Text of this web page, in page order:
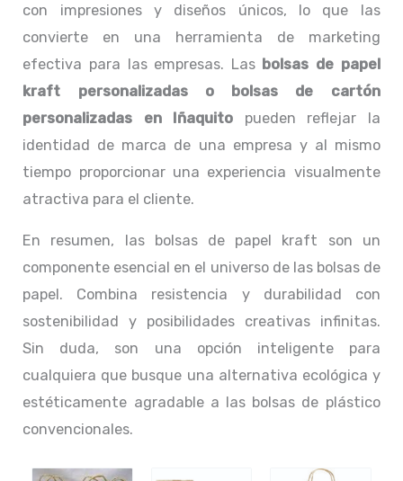
con impresiones y diseños únicos, lo que las
convierte en una herramienta de marketing
efectiva para las empresas. Las bolsas de papel
kraft personalizadas o bolsas de cartón
personalizadas en Iñaquito pueden reflejar la
identidad de marca de una empresa y al mismo
tiempo proporcionar una experiencia visualmente
atractiva para el cliente.
En resumen, las bolsas de papel kraft son un
componente esencial en el universo de las bolsas de
papel. Combina resistencia y durabilidad con
sostenibilidad y posibilidades creativas infinitas.
Sin duda, son una opción inteligente para
cualquiera que busque una alternativa ecológica y
estéticamente agradable a las bolsas de plástico
convencionales.